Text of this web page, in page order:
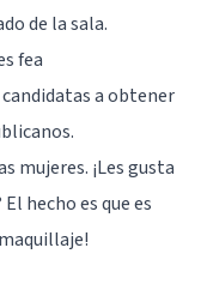
de la sala.
fea
a obtener
mujeres. ¡Les gusta
hecho es que es